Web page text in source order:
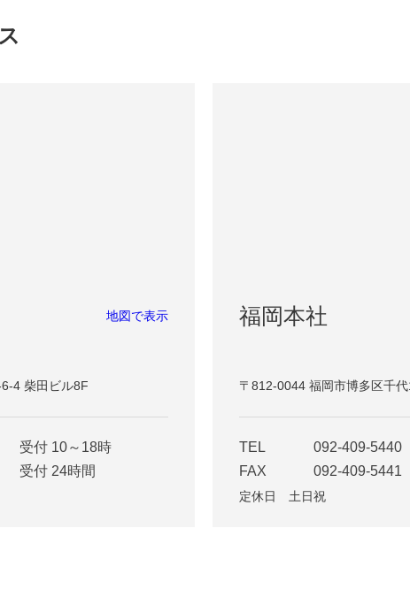
地図で表示
4 柴田ビル8F
受付 10～18時
受付 24時間
福岡本社
〒812-0044 福岡市博多区千
TEL 092-409-5440
FAX
092-409-5441
定休日 土日祝